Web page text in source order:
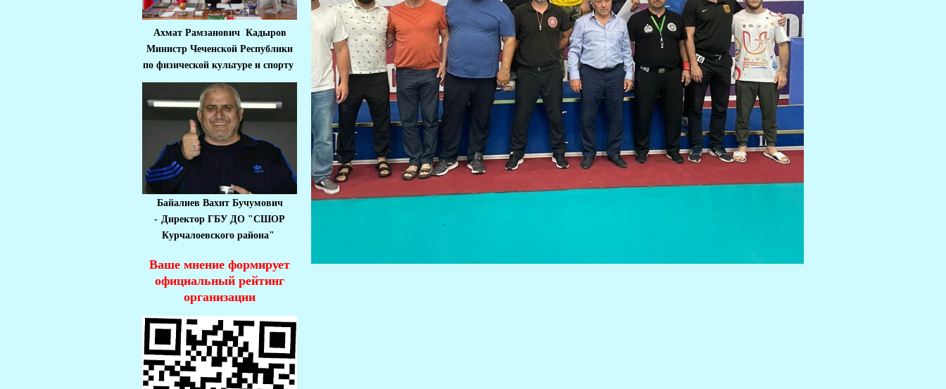
Ахмат Рамзанович Кадыров
Министр Чеченской Республики
по физической культуре и спорту
Байалиев Вахит Бучумович
- Директор ГБУ ДО "СШОР
Курчалоевского района"
Ваше мнение формирует
официальный рейтинг
организации